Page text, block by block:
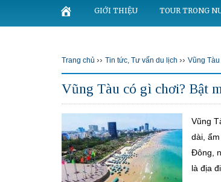
GIỚI THIỆU TOUR TRONG
Trang chủ ›› Tin tức, Tư vấn du lịch ›› Vũng
Vũng Tàu có gì chơi? Bật
Vũng
dài,
Đông,
là địa